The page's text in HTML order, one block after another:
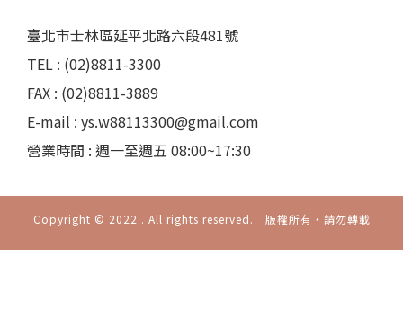
臺北市士林區延平北路六段481號
TEL : (02)8811-3300
FAX : (02)8811-3889
E-mail : ys.w88113300@gmail.com
營業時間 : 週一至週五 08:00~17:30
Copyright © 2022 . All rights reserved. 版權所有‧請勿轉載